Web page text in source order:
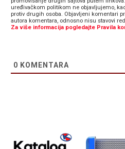
uređivačkom politikom ne objavljujemo,
protiv drugih osoba. Objavljeni komentari
autora komentara, odnosno nisu stavovi
Za više informacija pogledajte Pravila
0 KOMENTARA